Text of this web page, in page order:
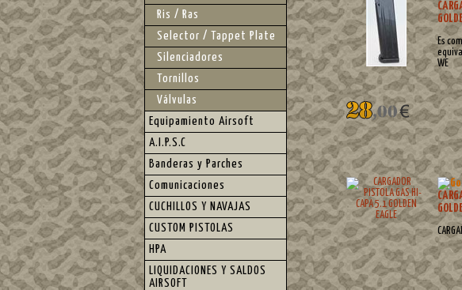
Es
WE
Ris / Ras
Selector / Tappet Plate
Silenciadores
Tornillos
Válvulas
Equipamiento Airsoft
A.I.P.S.C
Banderas y Parches
Comunicaciones
CUCHILLOS Y NAVAJAS
CUSTOM PISTOLAS
HPA
LIQUIDACIONES Y SALDOS
AIRSOFT